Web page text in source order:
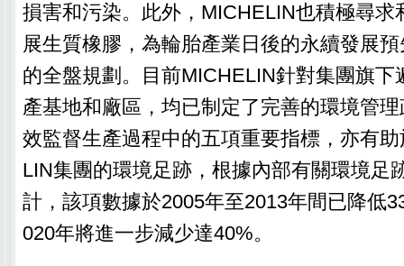
損害和污染。此外，MICHELIN也積極尋求
展生質橡膠，為輪胎產業日後的永續發展
的全盤規劃。目前MICHELIN針對集團旗下
產基地和廠區，均已制定了完善的環境管
效監督生產過程中的五項重要指標，亦有
LIN集團的環境足跡，根據內部有關環境足
計，該項數據於2005年至2013年間已降低
020年將進一步減少達40%。